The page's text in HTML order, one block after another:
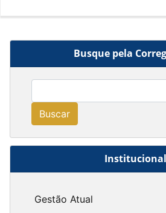
Busque pela
Buscar
Institucional
Gestão Atual